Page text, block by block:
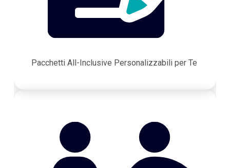
Pacchetti All-Inclusive Personalizzabili per Te